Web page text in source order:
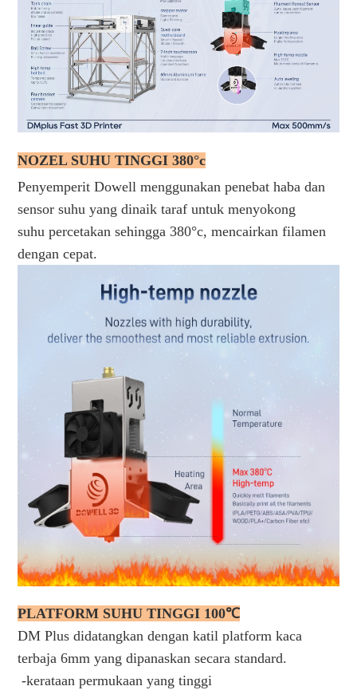
NOZEL SUHU TINGGI 380°c
Penyemperit Dowell menggunakan penebat haba dan
sensor suhu yang dinaik taraf untuk menyokong
suhu percetakan sehingga 380°c, mencairkan filamen
dengan cepat.
PLATFORM SUHU TINGGI 100℃
DM Plus didatangkan dengan katil platform kaca
terbaja 6mm yang dipanaskan secara standard.
-kerataan permukaan yang tinggi